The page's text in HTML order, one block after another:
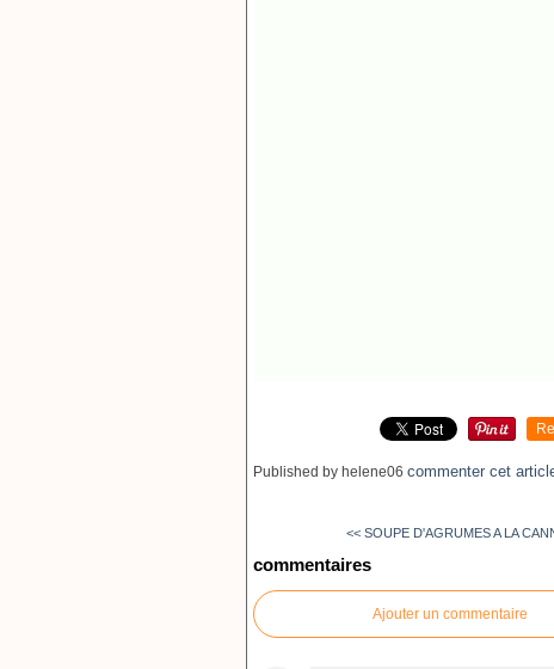
Published by helene06 commenter cet
<< SOUPE D'AGRUMES A LA
commentaires
Ajouter un commentaire